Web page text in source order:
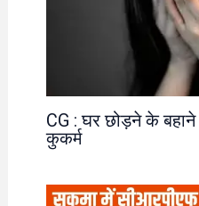
CG : घर छोड़ने के बहाने
कुकर्म